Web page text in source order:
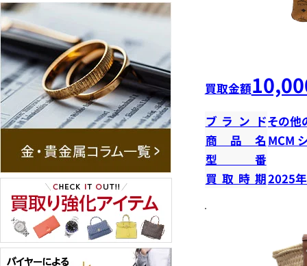
買取金額
ブランドその他
商品名 MCM
型番
買取時期2025